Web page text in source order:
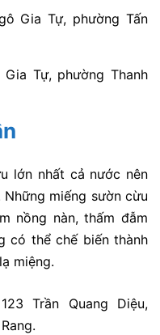
Gia Tự, phường Tấn
Tự, phường Thanh
lớn nhất cả nước nên
miếng sườn cừu
nồng nàn, thấm đẫm
có thể chế biến thành
miệng.
123 Trần Quang Diệu,